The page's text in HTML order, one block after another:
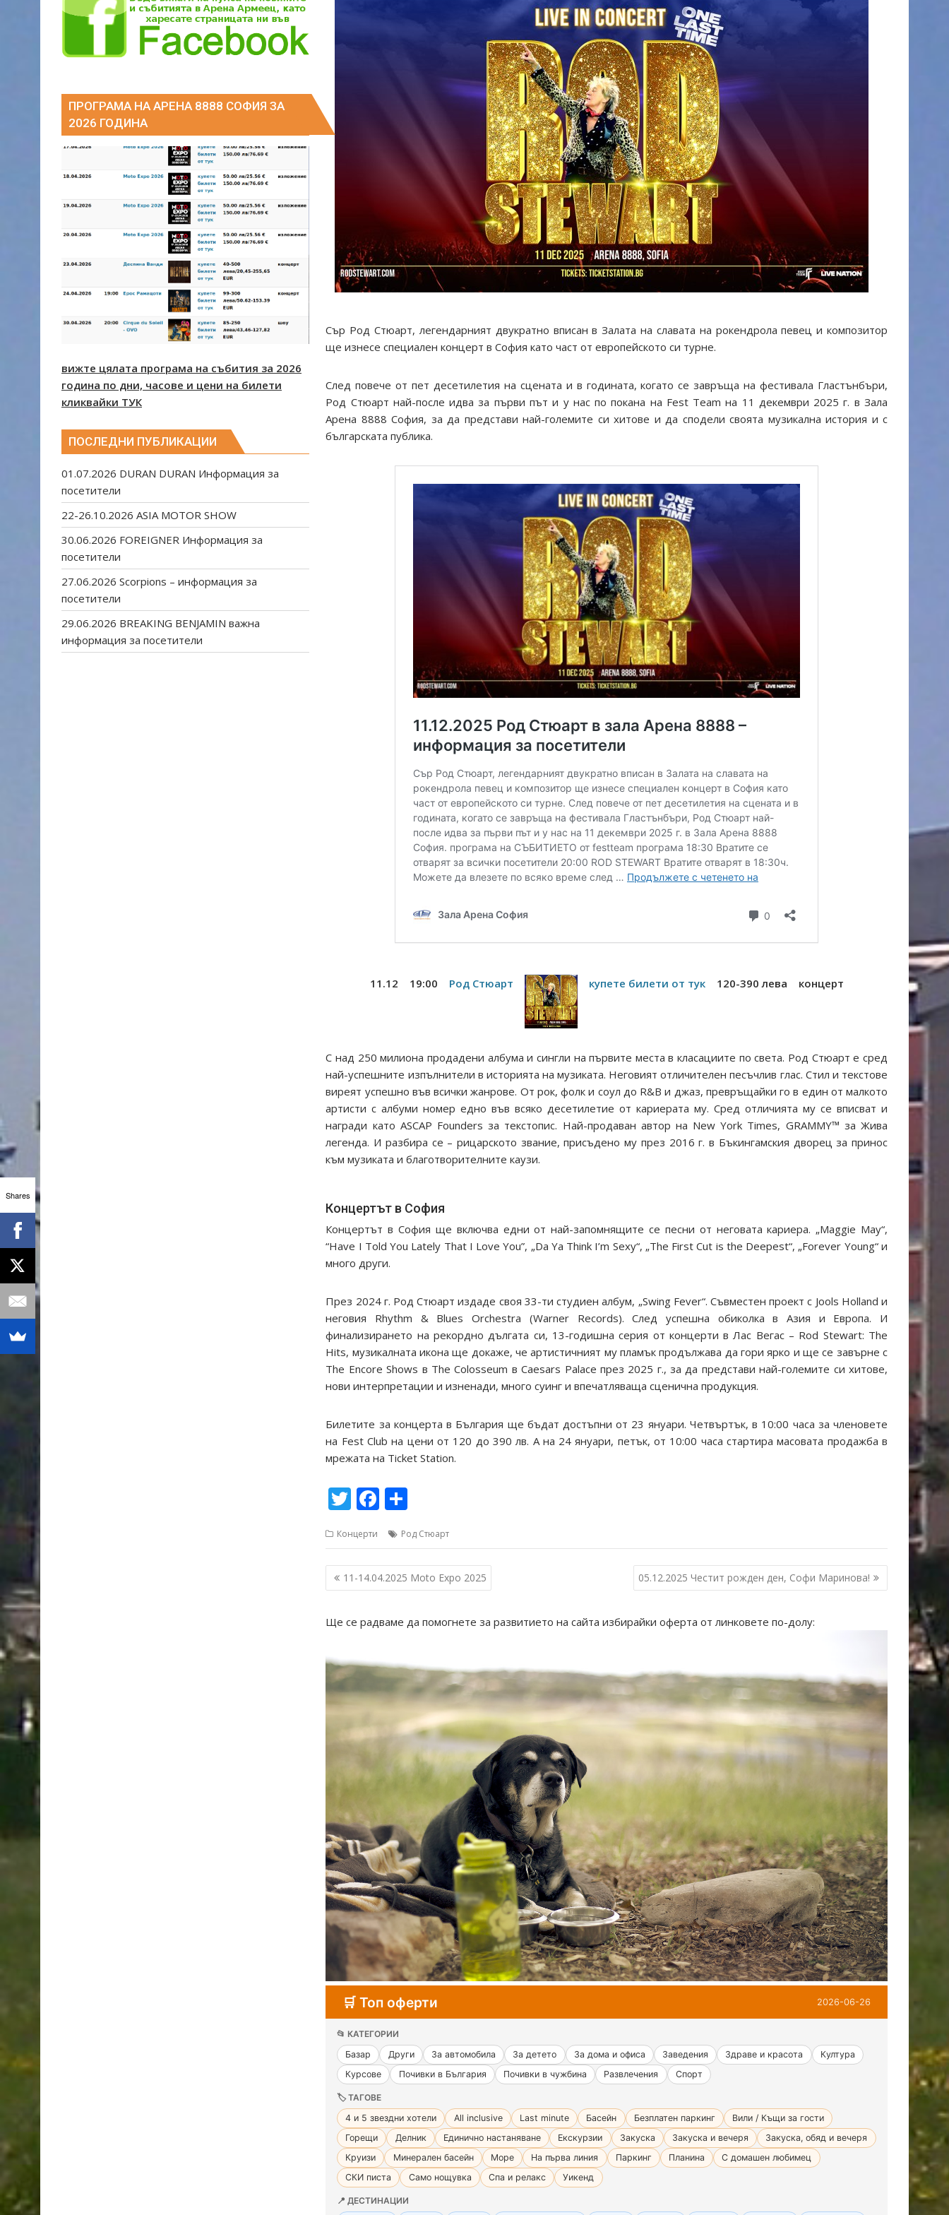
Сър Род Стюарт, легендарният двукратно вписан в Залата на славата на рокендрола певец и композитор
ще изнесе специален концерт в София като част от европейското си турне.
След повече от пет десетилетия на сцената и в годината, когато се завръща на фестивала Гластънбъри,
Род Стюарт най-после идва за първи път и у нас по покана на Fest Team на 11 декември 2025 г. в Зала
Арена 8888 София, за да представи най-големите си хитове и да сподели своята музикална история и с
българската публика.
11.12 19:00 Род Стюарт купете билети от тук 120-390 лева концерт
С над 250 милиона продадени албума и сингли на първите места в класациите по света. Род Стюарт е сред
най-успешните изпълнители в историята на музиката. Неговият отличителен песъчлив глас. Стил и текстове
виреят успешно във всички жанрове. От рок, фолк и соул до R&B и джаз, превръщайки го в един от малкото
артисти с албуми номер едно във всяко десетилетие от кариерата му. Сред отличията му се вписват и
награди като ASCAP Founders за текстопис. Най-продаван автор на New York Times, GRAMMY™ за Жива
легенда. И разбира се – рицарското звание, присъдено му през 2016 г. в Бъкингамския дворец за принос
към музиката и благотворителните каузи.
Концертът в София
Концертът в София ще включва едни от най-запомнящите се песни от неговата кариера. „Maggie May“,
“Have I Told You Lately That I Love You”, „Da Ya Think I’m Sexy“, „The First Cut is the Deepest“, „Forever Young“ и
много други.
През 2024 г. Род Стюарт издаде своя 33-ти студиен албум, „Swing Fever“. Съвместен проект с Jools Holland и
неговия Rhythm & Blues Orchestra (Warner Records). След успешна обиколка в Азия и Европа. И
финализирането на рекордно дългата си, 13-годишна серия от концерти в Лас Вегас – Rod Stewart: The
Hits, музикалната икона ще докаже, че артистичният му пламък продължава да гори ярко и ще се завърне с
The Encore Shows в The Colosseum в Caesars Palace през 2025 г., за да представи най-големите си хитове,
нови интерпретации и изненади, много суинг и впечатляваща сценична продукция.
Билетите за концерта в България ще бъдат достъпни от 23 януари. Четвъртък, в 10:00 часа за членовете
на Fest Club на цени от 120 до 390 лв. А на 24 януари, петък, от 10:00 часа стартира масовата продажба в
мрежата на Ticket Station.
T
itt
er
F
e
b
o
k
ar
e
Концерти Род Стюарт
Навигация
11-14.04.2025 Moto Expo 2025 05.12.2025 Честит рожден ден, Софи Маринова!
Ще се радваме да помогнете за развитието на сайта избирайки оферта от линковете по-долу:
ПРОГРАМА НА АРЕНА 8888 СОФИЯ ЗА
2026 ГОДИНА
вижте цялата програма на събития за 2026
година по дни, часове и цени на билети
кликвайки ТУК
ПОСЛЕДНИ ПУБЛИКАЦИИ
01.07.2026 DURAN DURAN Информация за
посетители
22-26.10.2026 ASIA MOTOR SHOW
30.06.2026 FOREIGNER Информация за
посетители
27.06.2026 Scorpions – информация за
посетители
29.06.2026 BREAKING BENJAMIN важна
информация за посетители
Shares